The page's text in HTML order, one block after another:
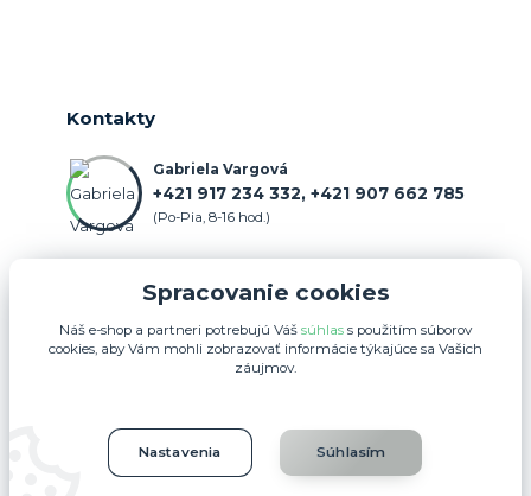
Kontakty
Gabriela Vargová
+421 917 234 332, +421 907 662 785
(Po-Pia, 8-16 hod.)
Upravit sběr cookies.
Spracovanie cookies
Náš e-shop a partneri potrebujú Váš súhlas s použitím súborov
cookies, aby Vám mohli zobrazovať informácie týkajúce sa Vašich
záujmov.
Nastavenia Súhlasím